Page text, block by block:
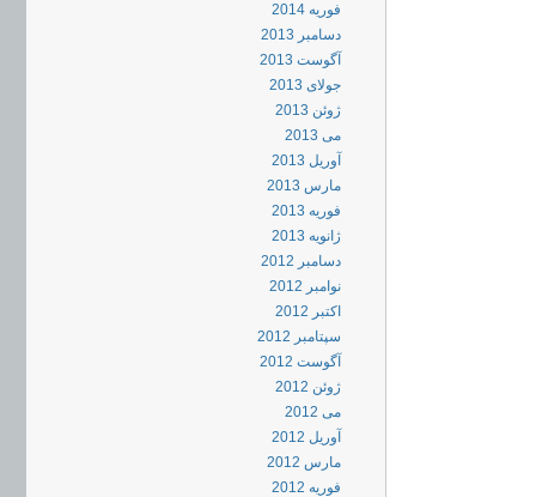
فوریه 2014
دسامبر 2013
آگوست 2013
جولای 2013
ژوئن 2013
می 2013
آوریل 2013
مارس 2013
فوریه 2013
ژانویه 2013
دسامبر 2012
نوامبر 2012
اکتبر 2012
سپتامبر 2012
آگوست 2012
ژوئن 2012
می 2012
آوریل 2012
مارس 2012
فوریه 2012